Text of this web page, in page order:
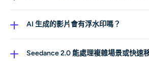
步驟如下：選擇 Seedance 2.0 模型；
影片。
AI 生成的影片會有浮水印嗎？
任何品牌標記，可立即用於各類專案。
Seedance 2.0 能處理複雜場景或快速